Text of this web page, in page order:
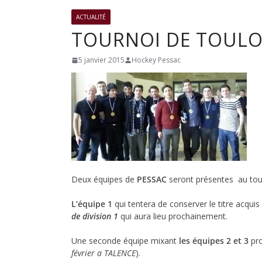
club
de
Hockey
de
Pessac
ACTUALITÉ
TOURNOI DE
5 janvier 2015 Hockey Pessac
Deux équipes de PESSAC seront présentes au
L’équipe 1 qui tentera de conserver le titre
de division 1 qui aura lieu prochainement.
Une seconde équipe mixant les équipes 2 et 3
février a TALENCE).